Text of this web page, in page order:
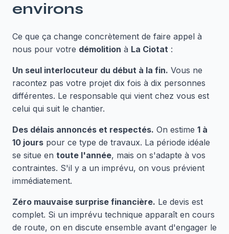
environs
Ce que ça change concrètement de faire appel à
nous pour votre démolition à La Ciotat :
Un seul interlocuteur du début à la fin. Vous ne
racontez pas votre projet dix fois à dix personnes
différentes. Le responsable qui vient chez vous est
celui qui suit le chantier.
Des délais annoncés et respectés. On estime 1 à
10 jours pour ce type de travaux. La période idéale
se situe en toute l'année, mais on s'adapte à vos
contraintes. S'il y a un imprévu, on vous prévient
immédiatement.
Zéro mauvaise surprise financière. Le devis est
complet. Si un imprévu technique apparaît en cours
de route, on en discute ensemble avant d'engager le